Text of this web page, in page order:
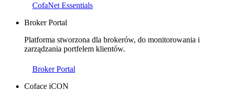
CofaNet Essentials
Broker Portal
Platforma stworzona dla brokerów, do monitorowania i
zarządzania portfelem klientów.
Broker Portal
Coface iCON